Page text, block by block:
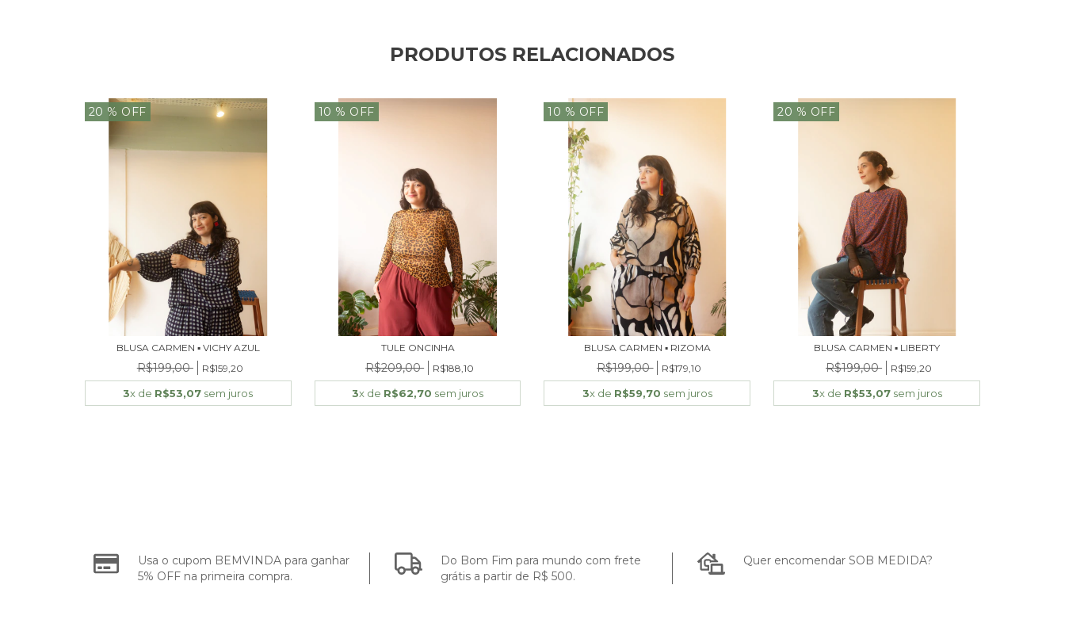
PRODUTOS RELACIONADOS
20 % OFF
BLUSA CARMEN ▪ VICHY AZUL
R$199,00 R$159,20
3x de R$53,07 sem juros
10 % OFF
TULE ONCINHA
R$209,00 R$188,10
3x de R$62,70 sem juros
10 % OFF
BLUSA CARMEN ▪ RIZOMA
R$199,00 R$179,10
3x de R$59,70 sem juros
20 % OFF
BLUSA CARMEN ▪ LIBERTY
R$199,00 R$159,20
3x de R$53,07sem juros
Usa o cupom BEMVINDA para ganhar
5% OFF na primeira compra.
Do Bom Fim para mundo com frete
grátis a partir de R$ 500.
Quer encomendar SOB MEDIDA?